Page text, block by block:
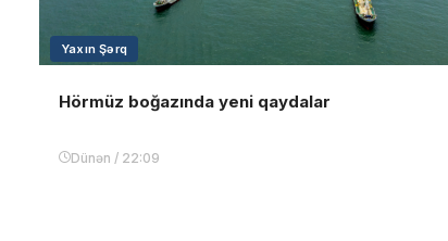
Yaxın Şərq
Hörmüz boğazında yeni qaydalar
Dünən / 22:09